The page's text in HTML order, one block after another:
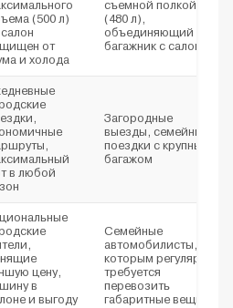
(500 л)
от
и холода
съемной полкой
(480 л),
объединяющий
багажник с салоном
в любой
Загородные
выезды, семейные
поездки с крупным
багажом
цену,
в
и выгоду
Семейные
автомобилисты,
которым регулярно
требуется
перевозить
габаритные вещи